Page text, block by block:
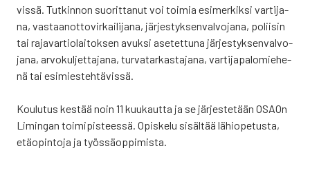
vis­sä. Tut­kin­non suo­rit­ta­nut voi toi­mia esi­mer­kik­si var­ti­ja­
na, vas­taan­ot­to­vir­kai­li­ja­na, jär­jes­tyk­sen­val­vo­ja­na, polii­sin
tai raja­var­tio­lai­tok­sen avuk­si ase­tet­tu­na jär­jes­tyk­sen­val­vo­
ja­na, arvo­kul­jet­ta­ja­na, tur­va­tar­kas­ta­ja­na, var­ti­ja­pa­lo­mie­he­
nä tai esi­mies­teh­tä­vis­sä.
Kou­lu­tus kes­tää noin 11 kuu­kaut­ta ja se jär­jes­te­tään OSAOn
Limin­gan toi­mi­pis­tees­sä. Opis­ke­lu sisäl­tää lähio­pe­tus­ta,
etä­opin­to­ja ja työs­sä­op­pi­mis­ta.